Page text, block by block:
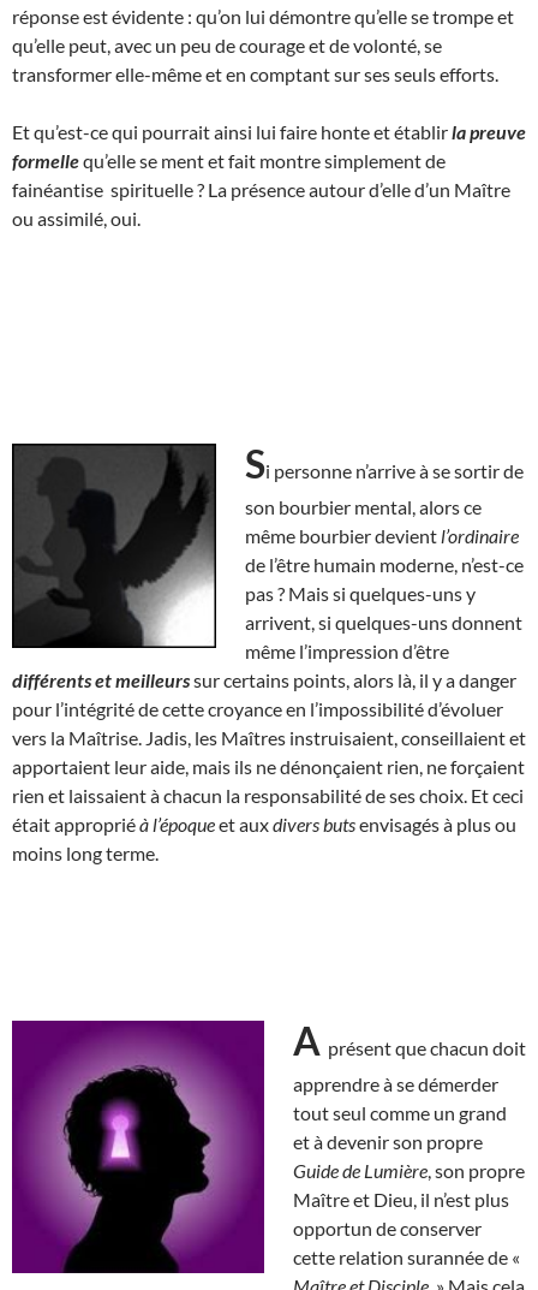
réponse est évidente : qu’on lui démontre qu’elle se trompe et
qu’elle peut, avec un peu de courage et de volonté, se
transformer elle-même et en comptant sur ses seuls efforts.
Et qu’est-ce qui pourrait ainsi lui faire honte et établirla preuve
formellequ’elle se ment et fait montre simplement de
fainéantise spirituelle ? La présence autour d’elle d’un Maître
ou assimilé, oui.
Si personne n’arrive à se sortir de
son bourbier mental, alors ce
même bourbier devient l’ordinaire
de l’être humain moderne, n’est-ce
pas ? Mais si quelques-uns y
arrivent, si quelques-uns donnent
même l’impression d’être
différents et meilleurssur certains points, alors là, il y a danger
pour l’intégrité de cette croyance en l’impossibilité d’évoluer
vers la Maîtrise. Jadis, les Maîtres instruisaient, conseillaient et
apportaient leur aide, mais ils ne dénonçaient rien, ne forçaient
rien et laissaient à chacun la responsabilité de ses choix. Et ceci
était appropriéà l’époqueet auxdivers butsenvisagés à plus ou
moins long terme.
A présent que chacun doit
apprendre à se démerder
tout seul comme un grand
et à devenir son propre
Guide de Lumière , son propre
Maître et Dieu, il n’est plus
opportun de conserver
cette relation surannée de «
Maître et Disciple . » Mais cela